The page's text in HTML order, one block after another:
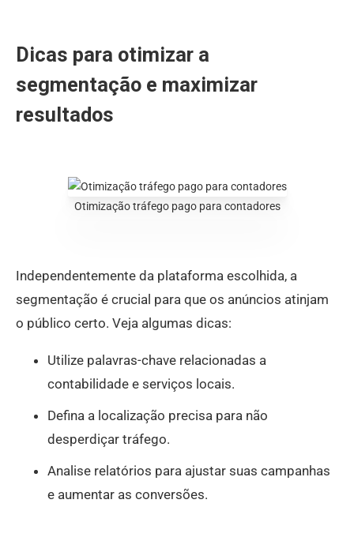
Dicas para otimizar a
segmentação e maximizar
resultados
Otimização tráfego pago para contadores
Independentemente da plataforma escolhida, a
segmentação é crucial para que os anúncios atinjam
o público certo. Veja algumas dicas:
Utilize palavras-chave relacionadas a
contabilidade e serviços locais.
Defina a localização precisa para não
desperdiçar tráfego.
Analise relatórios para ajustar suas campanhas
e aumentar as conversões.